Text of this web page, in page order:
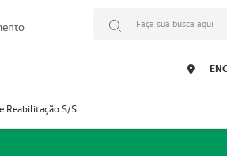
Faça sua busca aqui
Prestador CERPAM – Centro de Reabilitação S/S Ltda-ME (52004274-8)